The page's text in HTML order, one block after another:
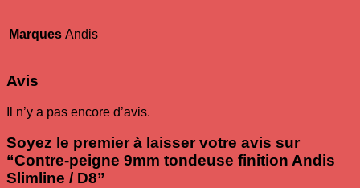
Marques Andis
Avis
Il n’y a pas encore d’avis.
Soyez le premier à laisser votre avis sur
“Contre-peigne 9mm tondeuse finition Andis
Slimline / D8”